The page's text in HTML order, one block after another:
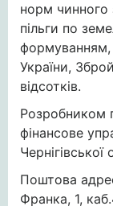
норм чинного
пільги по
формуванням,
України,
відсотків.
Розробником
фінансове
Чернігівської
Поштова
Франка, 1,